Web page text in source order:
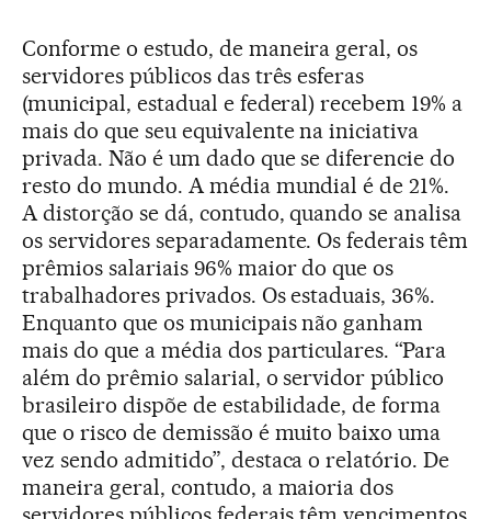
Conforme o estudo, de maneira geral, os
servidores públicos das três esferas
(municipal, estadual e federal) recebem 19% a
mais do que seu equivalente na iniciativa
privada. Não é um dado que se diferencie do
resto do mundo. A média mundial é de 21%.
A distorção se dá, contudo, quando se analisa
os servidores separadamente. Os federais têm
prêmios salariais 96% maior do que os
trabalhadores privados. Os estaduais, 36%.
Enquanto que os municipais não ganham
mais do que a média dos particulares. “Para
além do prêmio salarial, o servidor público
brasileiro dispõe de estabilidade, de forma
que o risco de demissão é muito baixo uma
vez sendo admitido”, destaca o relatório. De
maneira geral, contudo, a maioria dos